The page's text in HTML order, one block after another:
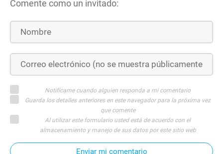
Comente como un invitado:
Notifícame cuando alguien responda a mi comentario
Guarda los detalles anteriores en este navegador para la próxima vez
que comente
Al utilizar este formulario usted está de acuerdo con el
almacenamiento y manejo de sus datos por este sitio web
Enviar mi comentario